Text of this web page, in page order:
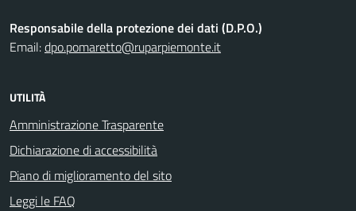
Responsabile della protezione dei dati (D.P.O.)
Email:dpo.pomaretto@ruparpiemonte.it
UTILITÀ
Amministrazione Trasparente
Dichiarazione di accessibilità
Piano di miglioramento del sito
Leggi le FAQ